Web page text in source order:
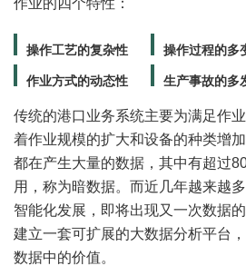
作业的四个特性：
操作工艺的复杂性 操作过程的多
作业方式的动态性 生产事故的多
传统的港口业务系统主要为满足作
着作业规模的扩大和设备的种类增
都在产生大量的数据，其中有超过
用，称为暗数据。而近几年越来越
智能化发展，即将出现又一次数据
建立一套可扩展的大数据分析平台
数据中的价值。